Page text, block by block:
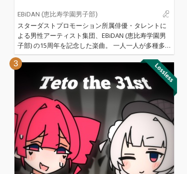
EBiDAN (恵比寿学園男子部)
スターダストプロモーション所属俳優・タレントに
よる男性アーティスト集団、EBiDAN (恵比寿学園男
子部) の15周年を記念した楽曲。 一人一人が多種多
様で特別な個性を持ち、夢に向かって突き進むEBiDA
Nメンバーによってパフォーマンスされる「Yes! 東
京」は、多様性と夢を全肯定し、聴くものを笑顔
に、そして幸せにするEBiDAN の新たな代表曲！
3